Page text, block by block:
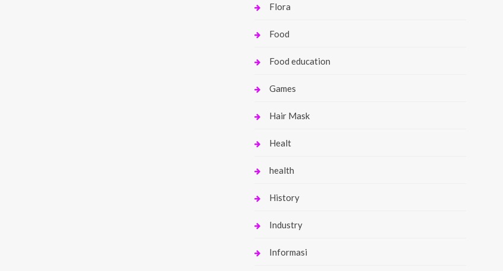
Flora
Food
Food education
Games
Hair Mask
Healt
health
History
Industry
Informasi